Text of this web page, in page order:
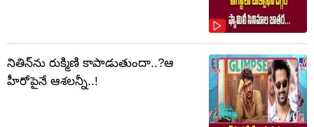
నితిన్‌ను రుక్మిణి కాపాడుతుందా..?ఆ
హీరోపైనే ఆశలన్నీ..!